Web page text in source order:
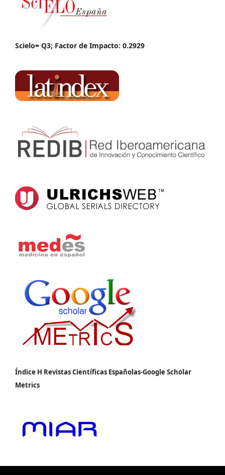
Scielo= Q3; Factor de Impacto: 0.2929
Índice H Revistas Científicas Españolas-Google Scholar
Metrics